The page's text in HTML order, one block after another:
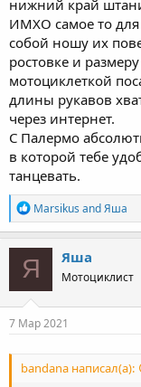
нижний край
ИМХО самое то
собой ношу их
ростовке и
мотоциклеткой
длины рукавов
через интернет.
С Палермо
в которой тебе
танцевать.
R
e
a
c
t
o
n
s
Marsikus andЯша
Я Яша
Мотоциклист
7 Мар 2021
bandana написал(а):